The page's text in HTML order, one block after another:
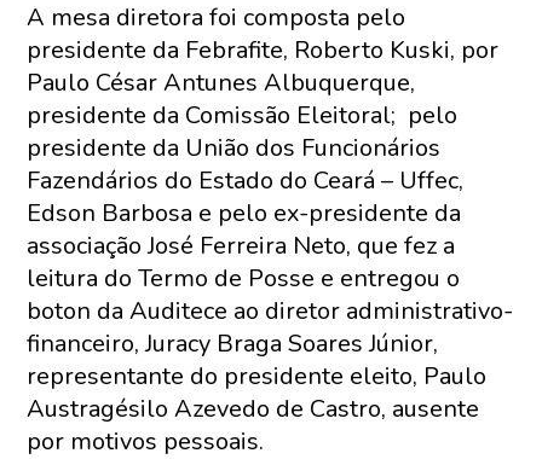
A mesa diretora foi composta pelo
presidente da Febrafite, Roberto Kuski, por
Paulo César Antunes Albuquerque,
presidente da Comissão Eleitoral; pelo
presidente da União dos Funcionários
Fazendários do Estado do Ceará – Uffec,
Edson Barbosa e pelo ex-presidente da
associação José Ferreira Neto, que fez a
leitura do Termo de Posse e entregou o
boton da Auditece ao diretor administrativo-
financeiro, Juracy Braga Soares Júnior,
representante do presidente eleito, Paulo
Austragésilo Azevedo de Castro, ausente
por motivos pessoais.